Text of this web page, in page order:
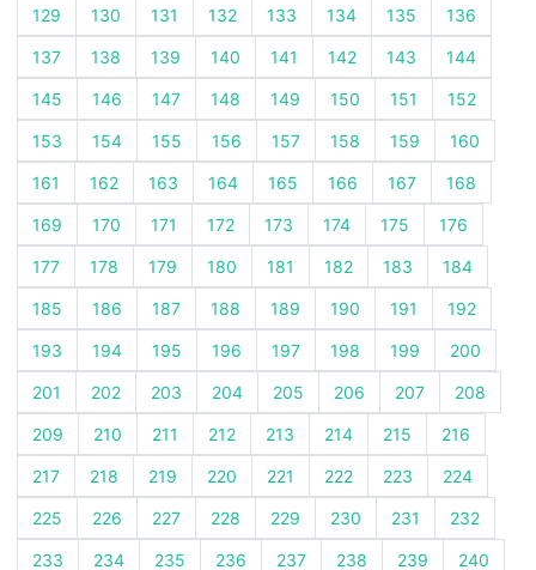
129 130 131 132 133 134 135 136
137 138 139 140 141 142 143 144
145 146 147 148 149 150 151 152
153 154 155 156 157 158 159 160
161 162 163 164 165 166 167 168
169 170 171 172 173 174 175 176
177 178 179 180 181 182 183 184
185 186 187 188 189 190 191 192
193 194 195 196 197 198 199 200
201 202 203 204 205 206 207 208
209 210 211 212 213 214 215 216
217 218 219 220 221 222 223 224
225 226 227 228 229 230 231 232
233 234 235 236 237 238 239 240